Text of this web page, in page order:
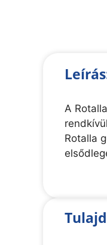
A
Rotalla